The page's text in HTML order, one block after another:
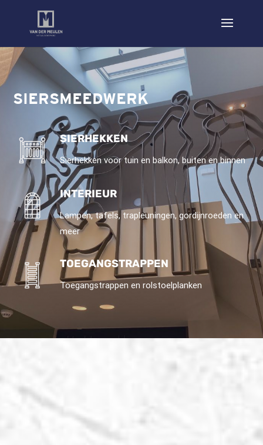
SIERSMEEDWERK
SIERHEKKEN
Sierhekken voor tuin en balkon, buiten en binnen
INTERIEUR
Lampen, tafels, trapleuningen, gordijnroeden en
meer
TOEGANGSTRAPPEN
Toegangstrappen en rolstoelplanken